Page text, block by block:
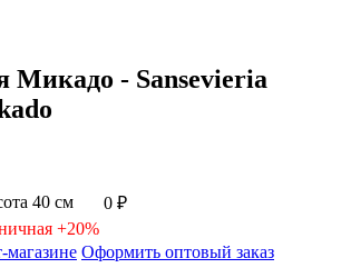
Микадо - Sansevieria
40 см
0 ₽
+20%
магазине Оформить оптовый заказ